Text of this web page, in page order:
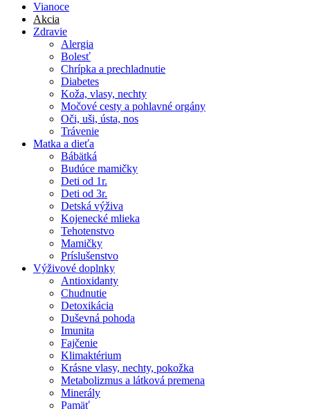
Vianoce
Akcia
Zdravie
Alergia
Bolesť
Chrípka a prechladnutie
Diabetes
Koža, vlasy, nechty
Močové cesty a pohlavné orgány
Oči, uši, ústa, nos
Trávenie
Matka a dieťa
Bábätká
Budúce mamičky
Deti od 1r.
Deti od 3r.
Detská výživa
Kojenecké mlieka
Tehotenstvo
Mamičky
Príslušenstvo
Výživové doplnky
Antioxidanty
Chudnutie
Detoxikácia
Duševná pohoda
Imunita
Fajčenie
Klimaktérium
Krásne vlasy, nechty, pokožka
Metabolizmus a látková premena
Minerály
Pamäť